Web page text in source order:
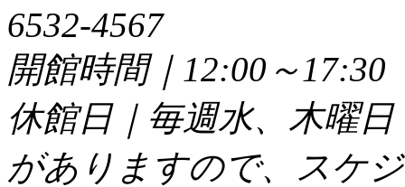
6532-4567
開館時間｜12:00～
休館日｜毎週水、木曜
がありますので、スケ